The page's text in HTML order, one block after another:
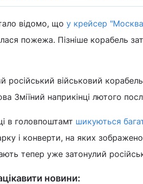
відомо, що у крейсер
пожежа. Пізніше корабель
військовий корабель,
Зміїний наприкінці лютого
в головпоштамт шикуються
і конверти, на яких зображено,
тепер уже затонулий
новини: